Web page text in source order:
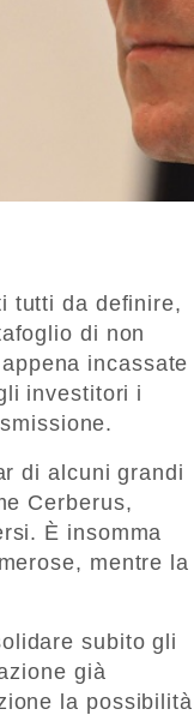
tutti da definire,
di non
incassate
investitori i
di alcuni grandi
Cerberus,
È insomma
mentre la
subito gli
già
la possibilità